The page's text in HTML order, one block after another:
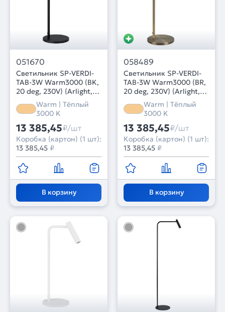
051670
Светильник SP-VERDI-
TAB-3W Warm3000 (BK,
20 deg, 230V) (Arlight,
IP20 Металл, 3 года)
Warm | Тёплый
3000 K
13 385,45₽/шт
Коробка (картон) (1 шт):
13 385,45 ₽
В корзину
058489
Светильник SP-VERDI-
TAB-3W Warm3000 (BR,
20 deg, 230V) (Arlight,
IP20 Металл, 3 года)
Warm | Тёплый
3000 K
13 385,45₽/шт
Коробка (картон) (1 шт):
13 385,45 ₽
В корзину